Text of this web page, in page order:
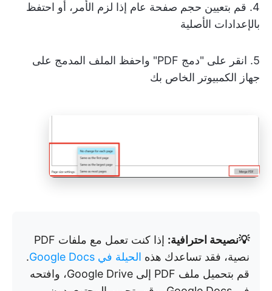
4. قم بتعيين حجم صفحة عام إذا لزم الأمر، أو احتفظ
بالإعدادات الأصلية
5. انقر على "دمج PDF" واحفظ الملف المدمج على
جهاز الكمبيوتر الخاص بك
💡نصيحة احترافية:
إذا كنت تعمل مع ملفات PDF
نصية، فقد تساعدك هذه الحيلة في Google Docs
.
قم بتحميل ملف PDF إلى Google Drive، وافتحه